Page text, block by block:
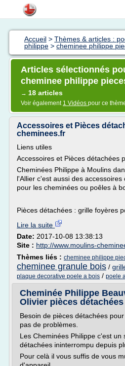
Accueil > Thèmes & articles :
philippe > cheminee philippe
Articles sélectionnés
cheminee philippe
→ 18 articles
Voir également 1 Vidéos pour ce
Accessoires et Pièces
cheminees.fr
Liens utiles
Accessoires et Pièces détachées
Cheminées Philippe à Moulins
l'Allier c'est aussi des
pour les cheminées ou poêles à
Pièces détachées : grille foyères
Lire la suite
Date: 2017-10-08 13:38:13
Site : http://www.moulins-
Thèmes liés : cheminee philippe
cheminee granule bois /
plaque decorative poele a bois / poele
Cheminée Philippe
Olivier pièces détachées
Besoin de pièces détachées
pas de problèmes.
Les Cheminées Philippe c'est un
détachées ininterrompu depuis
Pour celà il vous suffis de vous